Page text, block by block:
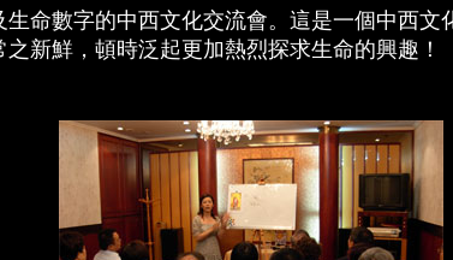
命數字的中西文化交流會。這是一個中西
新鮮，頓時泛起更加熱烈探求生命的興趣！